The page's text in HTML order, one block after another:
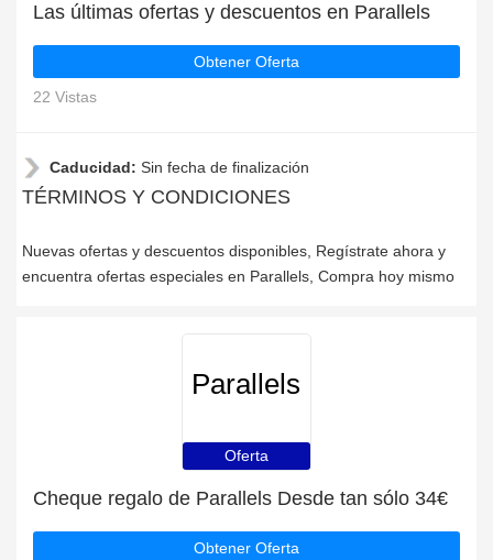
Las últimas ofertas y descuentos en Parallels
Obtener Oferta
22 Vistas
Caducidad: Sin fecha de finalización
TÉRMINOS Y CONDICIONES
Nuevas ofertas y descuentos disponibles, Regístrate ahora y
encuentra ofertas especiales en Parallels, Compra hoy mismo
Parallels
Oferta
Cheque regalo de Parallels Desde tan sólo 34€
Obtener Oferta